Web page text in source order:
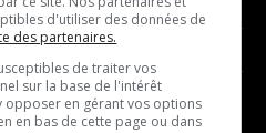
MUSIQUE
- Décompte franco
d'utiliser des données de
des partenaires.
de traiter vos
sur la base de l'intérêt
opposer en gérant vos options
en bas de cette page ou dans